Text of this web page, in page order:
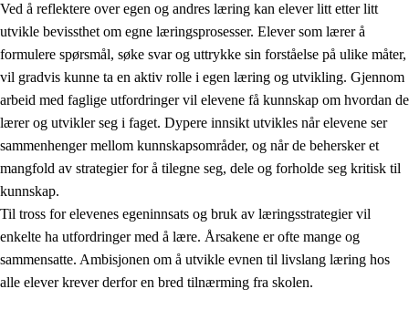
Prinsipper for læring, utvikling og danning
2.1 Sosial læring og utvikling
2.3 Grunnleggende ferdigheter
Å lære å lære
Tverrfaglige temaer
Ved å reflektere over egen og andres læring kan elever litt etter litt
utvikle bevissthet om egne læringsprosesser. Elever som lærer å
formulere spørsmål, søke svar og uttrykke sin forståelse på ulike måter,
vil gradvis kunne ta en aktiv rolle i egen læring og utvikling. Gjennom
arbeid med faglige utfordringer vil elevene få kunnskap om hvordan de
lærer og utvikler seg i faget. Dypere innsikt utvikles når elevene ser
sammenhenger mellom kunnskapsområder, og når de behersker et
mangfold av strategier for å tilegne seg, dele og forholde seg kritisk til
kunnskap.
Til tross for elevenes egeninnsats og bruk av læringsstrategier vil
enkelte ha utfordringer med å lære. Årsakene er ofte mange og
sammensatte. Ambisjonen om å utvikle evnen til livslang læring hos
alle elever krever derfor en bred tilnærming fra skolen.